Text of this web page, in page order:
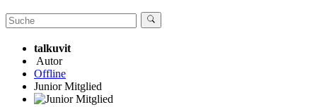
talkuvit
Autor
Offline
Junior Mitglied